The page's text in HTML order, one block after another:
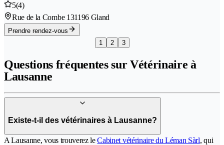
5(4)
Rue de la Combe 131196 Gland
Prendre rendez-vous
1
2 3
Questions fréquentes sur Vétérinaire à
Lausanne
Existe-t-il des vétérinaires à Lausanne?
A Lausanne, vous trouverez leCabinet vétérinaire du Léman Sàrl, qui